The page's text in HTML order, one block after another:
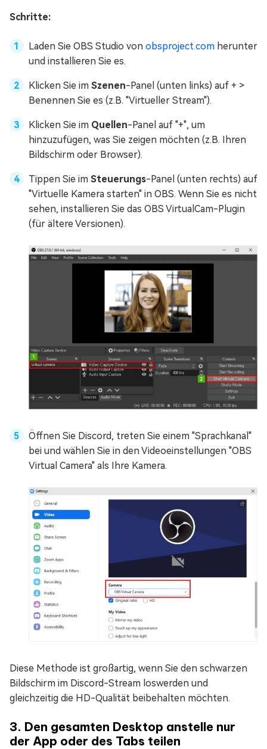
Schritte:
Laden Sie OBS Studio von obsproject.com herunter
und installieren Sie es.
Klicken Sie im Szenen-Panel (unten links) auf + >
Benennen Sie es (z.B. "Virtueller Stream").
Klicken Sie im Quellen-Panel auf "+", um
hinzuzufügen, was Sie zeigen möchten (z.B. Ihren
Bildschirm oder Browser).
Tippen Sie im Steuerungs-Panel (unten rechts) auf
"Virtuelle Kamera starten" in OBS. Wenn Sie es nicht
sehen, installieren Sie das OBS VirtualCam-Plugin
(für ältere Versionen).
Öffnen Sie Discord, treten Sie einem "Sprachkanal"
bei und wählen Sie in den Videoeinstellungen "OBS
Virtual Camera" als Ihre Kamera.
Diese Methode ist großartig, wenn Sie den schwarzen
Bildschirm im Discord-Stream loswerden und
gleichzeitig die HD-Qualität beibehalten möchten.
3. Den gesamten Desktop anstelle nur
der App oder des Tabs teilen